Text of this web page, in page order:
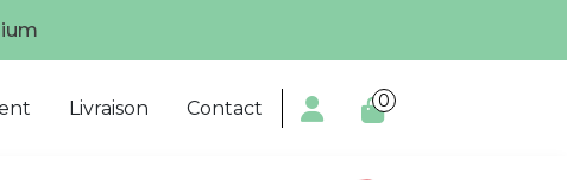
Livraison Contact  0